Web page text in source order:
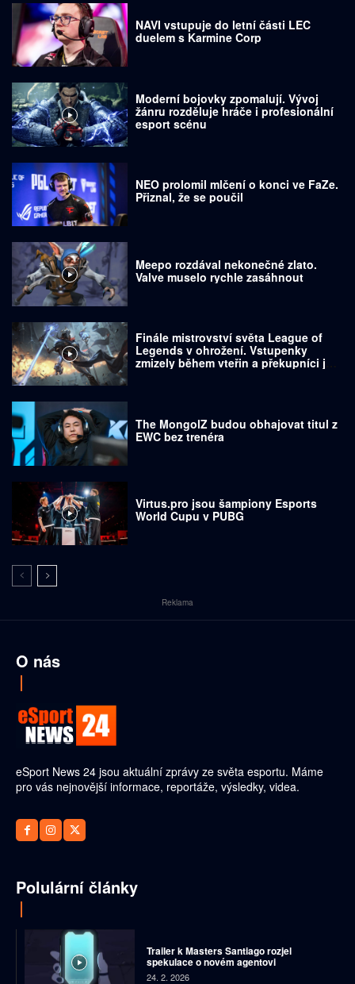
NAVI vstupuje do letní části LEC
duelem s Karmine Corp
Moderní bojovky zpomalují. Vývoj
žánru rozděluje hráče i profesionální
esport scénu
NEO prolomil mlčení o konci ve FaZe.
Přiznal, že se poučil
Meepo rozdával nekonečné zlato.
Valve muselo rychle zasáhnout
Finále mistrovství světa League of
Legends v ohrožení. Vstupenky
zmizely během vteřin a překupníci je
The MongolZ budou obhajovat titul z
EWC bez trenéra
Virtus.pro jsou šampiony Esports
World Cupu v PUBG
Reklama
O nás
eSport News 24 jsou aktuální zprávy ze světa esportu. Máme
pro vás nejnovější informace, reportáže, výsledky, videa.
Polulární články
Trailer k Masters Santiago rozjel
spekulace o novém agentovi
24. 2. 2026